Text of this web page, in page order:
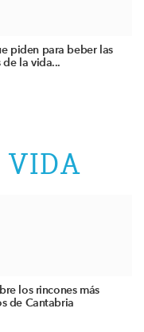
piden para beber las
de la vida...
VIDA
los rincones más
de Cantabria